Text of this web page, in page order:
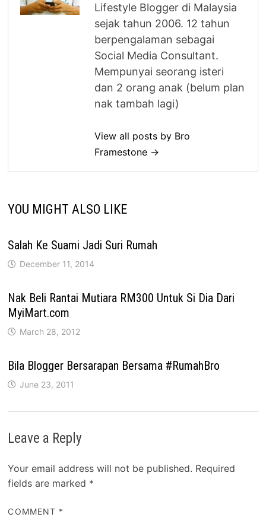
Lifestyle Blogger di Malaysia
sejak tahun 2006. 12 tahun
berpengalaman sebagai
Social Media Consultant.
Mempunyai seorang isteri
dan 2 orang anak (belum plan
nak tambah lagi)
View all posts by Bro
Framestone →
YOU MIGHT ALSO LIKE
Salah Ke Suami Jadi Suri Rumah
December 11, 2014
Nak Beli Rantai Mutiara RM300 Untuk Si Dia Dari
MyiMart.com
March 28, 2012
Bila Blogger Bersarapan Bersama #RumahBro
June 23, 2011
Leave a Reply
Your email address will not be published. Required
fields are marked *
COMMENT *